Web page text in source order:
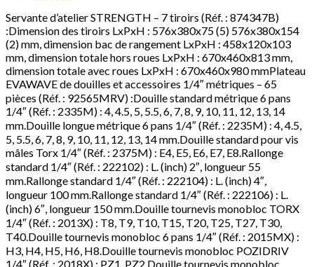
Servante d’atelier STRENGTH – 7 tiroirs (Réf. : 874347B)
:Dimension des tiroirs LxPxH : 576x380x75 (5) 576x380x154
(2) mm, dimension bac de rangement LxPxH : 458x120x103
mm, dimension totale hors roues LxPxH : 670x460x813 mm,
dimension totale avec roues LxPxH : 670x460x980 mmPlateau
EVAWAVE de douilles et accessoires 1/4″ métriques – 65
pièces (Réf. : 92565MRV) :Douille standard métrique 6 pans
1/4″ (Réf. : 2335M) : 4, 4.5, 5, 5.5, 6, 7, 8, 9, 10, 11, 12, 13, 14
mm.Douille longue métrique 6 pans 1/4″ (Réf. : 2235M) : 4, 4.5,
5, 5.5, 6, 7, 8, 9, 10, 11, 12, 13, 14 mm.Douille standard pour vis
mâles Torx 1/4″ (Réf. : 2375M) : E4, E5, E6, E7, E8.Rallonge
standard 1/4″ (Réf. : 222102) : L. (inch) 2″, longueur 55
mm.Rallonge standard 1/4″ (Réf. : 222104) : L. (inch) 4″,
longueur 100 mm.Rallonge standard 1/4″ (Réf. : 222106) : L.
(inch) 6″, longueur 150 mm.Douille tournevis monobloc TORX
1/4″ (Réf. : 2013X) : T8, T9, T10, T15, T20, T25, T27, T30,
T40.Douille tournevis monobloc 6 pans 1/4″ (Réf. : 2015MX) :
H3, H4, H5, H6, H8.Douille tournevis monobloc POZIDRIV
1/4″ (Réf. : 2018X) : PZ1, PZ2.Douille tournevis monobloc